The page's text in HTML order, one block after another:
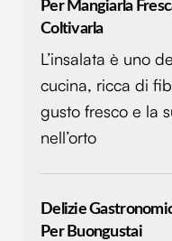
Per Mangiarla
Coltivarla
L’insalata è uno
cucina, ricca di
gusto fresco e la
nell’orto
Delizie
Per Buongustai